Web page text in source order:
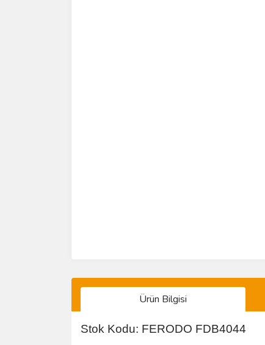
Ürün Bilgisi
Stok Kodu: FERODO FDB4044